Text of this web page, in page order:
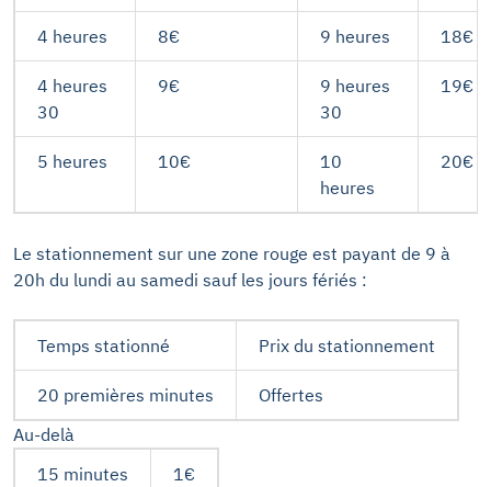
4 heures 8€ 9 heures 18€
4 heures
30
9€
9 heures
30
19€
5 heures 10€
10
heures
20€
Le stationnement sur une zone rouge est payant de 9 à
20h du lundi au samedi sauf les jours fériés :
Temps stationné Prix du stationnement
20 premières minutes
Offertes
Au-delà
15 minutes
1€